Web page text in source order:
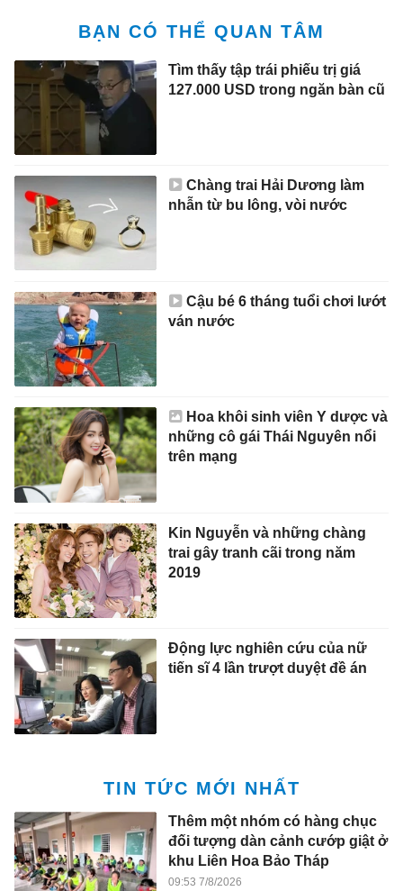
BẠN CÓ THỂ QUAN TÂM
Tìm thấy tập trái phiếu trị giá
127.000 USD trong ngăn bàn cũ
Chàng trai Hải Dương làm
nhẫn từ bu lông, vòi nước
Cậu bé 6 tháng tuổi chơi lướt
ván nước
Hoa khôi sinh viên Y dược và
những cô gái Thái Nguyên nổi
trên mạng
Kin Nguyễn và những chàng
trai gây tranh cãi trong năm
2019
Động lực nghiên cứu của nữ
tiến sĩ 4 lần trượt duyệt đề án
TIN TỨC MỚI NHẤT
Thêm một nhóm có hàng chục
đối tượng dàn cảnh cướp giật ở
khu Liên Hoa Bảo Tháp
09:53 7/8/2026